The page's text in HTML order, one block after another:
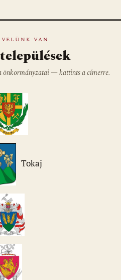
VAN
önkormányzatai — kattints a címerre.
Tokaj